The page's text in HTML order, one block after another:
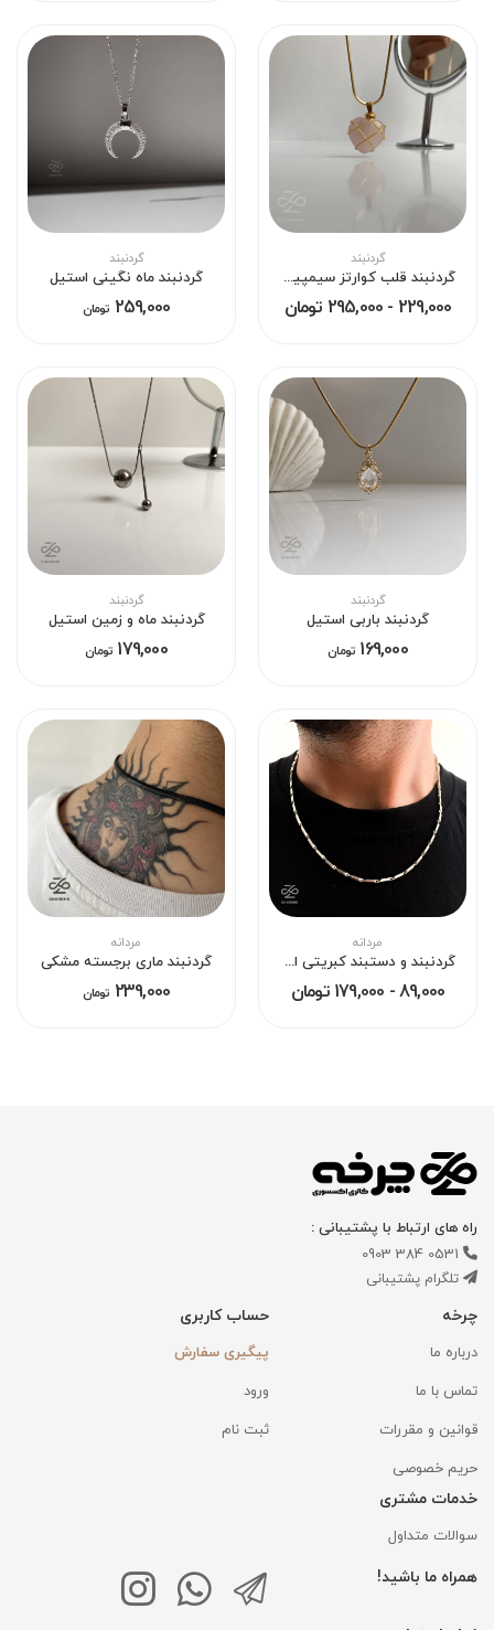
گردنبند
گردنبند قلب کوارتز سیمپیچی باربی
229,000 - 295,000 تومان
گردنبند
گردنبند ماه نگینی استیل
259,000 تومان
گردنبند
گردنبند باربی استیل
169,000 تومان
گردنبند
گردنبند ماه و‌ زمین استیل
179,000 تومان
مردانه
گردنبند و دستبند کبریتی استیل مردانه
89,000 - 179,000 تومان
مردانه
گردنبند ماری برجسته مشکی
239,000 تومان
راه های ارتباط با پشتیبانی :
0531 384 0903
تلگرام پشتیبانی
چرخه
درباره ما
تماس با ما
قوانین و مقررات
حریم خصوصی
حساب کاربری
پیگیری سفارش
ورود
ثبت نام
خدمات مشتری
سوالات متداول
همراه ما باشید!